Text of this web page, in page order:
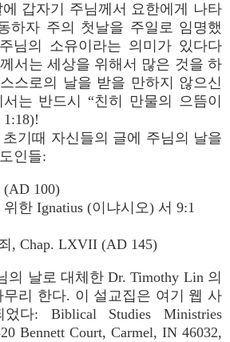
갑자기 주님께서 요한에게 나타
하자 주의 첫날을 주일로 임명했
님의 소유이라는 의미가 있다다
서는 세상을 위해서 많은 것을 하
스로의 날을 받을 만하지 않으신
는 반드시 “친히 만물의 으뜸이
기때 자신들의 글에 주님의 날을
인들:
(AD 100)
위한 Ignatius (이냐시오) 서 9:1
, Chap. LXVII (AD 145)
의 날로 대체한 Dr. Timothy Lin 의
리 한다. 이 설교집은 여기 웹 사
다: Biblical Studies Ministries
Bennett Court, Carmel, IN 46032,